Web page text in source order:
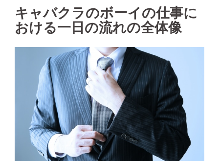
キャバクラのボーイの仕事に
おける一日の流れの全体像